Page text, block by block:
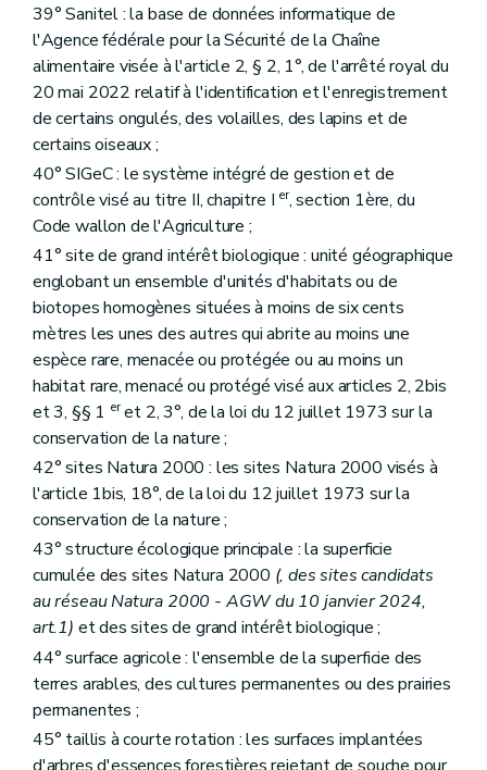
39° Sanitel : la base de données informatique de
l'Agence fédérale pour la Sécurité de la Chaîne
alimentaire visée à l'article 2, § 2, 1°, de l'arrêté royal du
20 mai 2022 relatif à l'identification et l'enregistrement
de certains ongulés, des volailles, des lapins et de
certains oiseaux ;
40° SIGeC : le système intégré de gestion et de
contrôle visé au titre II, chapitre I er, section 1ère, du
Code wallon de l'Agriculture ;
41° site de grand intérêt biologique : unité géographique
englobant un ensemble d'unités d'habitats ou de
biotopes homogènes situées à moins de six cents
mètres les unes des autres qui abrite au moins une
espèce rare, menacée ou protégée ou au moins un
habitat rare, menacé ou protégé visé aux articles 2, 2bis
et 3, §§ 1 eret 2, 3°, de la loi du 12 juillet 1973 sur la
conservation de la nature ;
42° sites Natura 2000 : les sites Natura 2000 visés à
l'article 1bis, 18°, de la loi du 12 juillet 1973 sur la
conservation de la nature ;
43° structure écologique principale : la superficie
cumulée des sites Natura 2000 (, des sites candidats
au réseau Natura 2000 - AGW du 10 janvier 2024,
art.1) et des sites de grand intérêt biologique ;
44° surface agricole : l'ensemble de la superficie des
terres arables, des cultures permanentes ou des prairies
permanentes ;
45° taillis à courte rotation : les surfaces implantées